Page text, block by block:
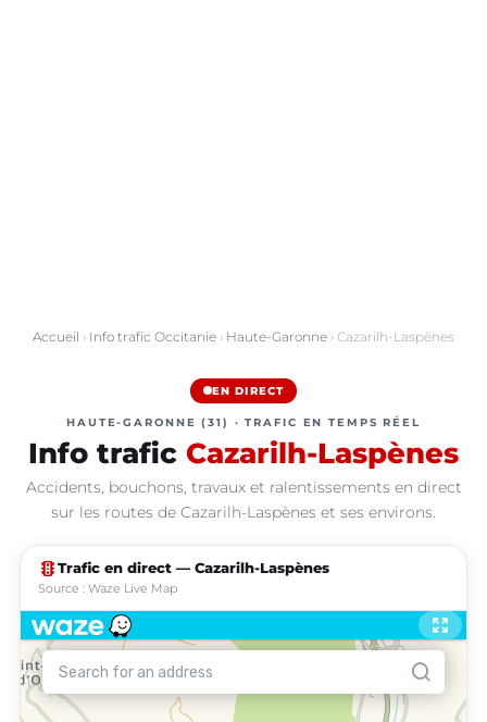
Accueil › Info trafic Occitanie › Haute-Garonne › Cazarilh-Laspènes
EN DIRECT
HAUTE-GARONNE (31) · TRAFIC EN TEMPS RÉEL
Info trafic Cazarilh-Laspènes
Accidents, bouchons, travaux et ralentissements en direct
sur les routes de Cazarilh-Laspènes et ses environs.
traffic Trafic en direct — Cazarilh-Laspènes
Source : Waze Live Map